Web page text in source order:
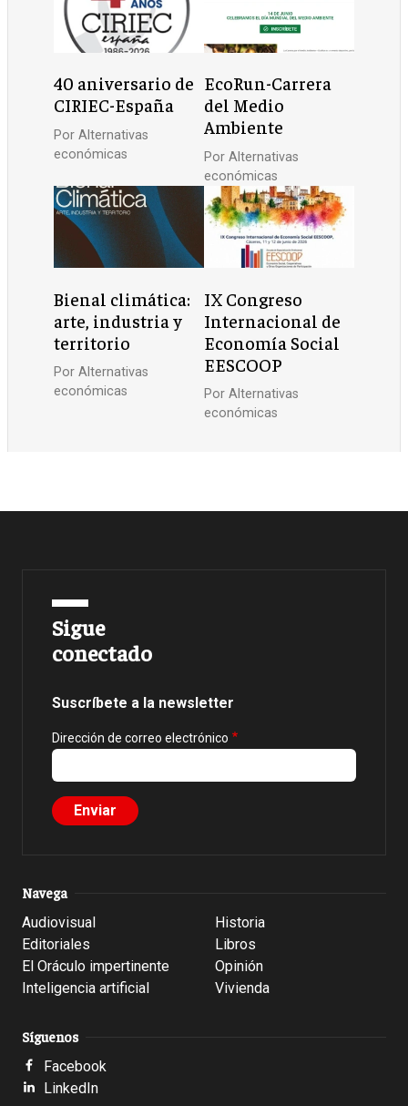
40 aniversario de
CIRIEC-España
PorAlternativas
económicas
EcoRun-Carrera
del Medio
Ambiente
Por Alternativas
económicas
Bienal climática:
arte, industria y
territorio
PorAlternativas
económicas
IX Congreso
Internacional de
Economía Social
EESCOOP
Por Alternativas
económicas
Sigue
conectado
Suscríbete a la newsletter
Dirección de correo electrónico
Navega
Audiovisual
Editoriales
El Oráculo impertinente
Inteligencia artificial
Historia
Libros
Opinión
Vivienda
Síguenos
Facebook
LinkedIn